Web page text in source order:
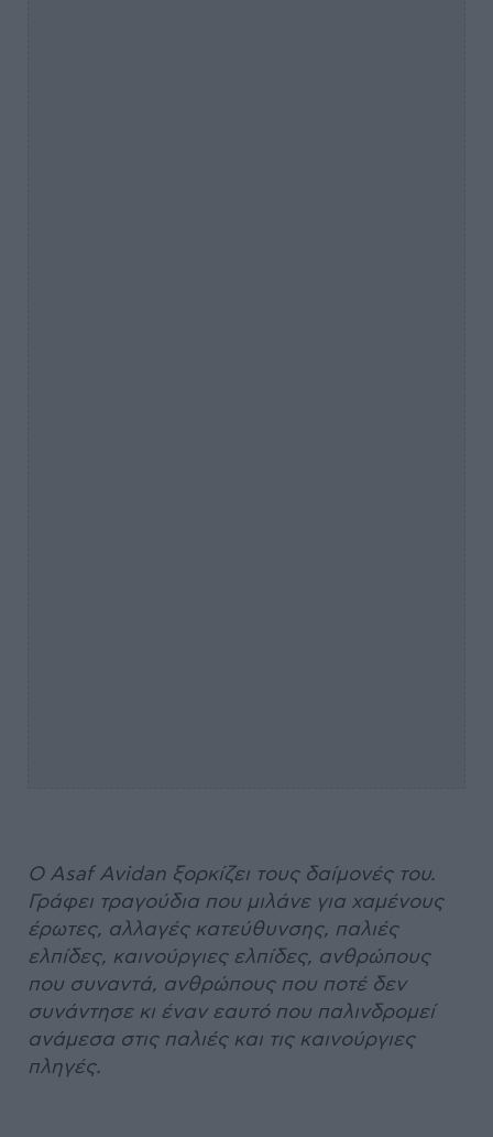
Ο Asaf Avidan ξορκίζει τους δαίμονές του.
Γράφει τραγούδια που μιλάνε για χαμένους
έρωτες, αλλαγές κατεύθυνσης, παλιές
ελπίδες, καινούργιες ελπίδες, ανθρώπους
που συναντά, ανθρώπους που ποτέ δεν
συνάντησε κι έναν εαυτό που παλινδρομεί
ανάμεσα στις παλιές και τις καινούργιες
πληγές.